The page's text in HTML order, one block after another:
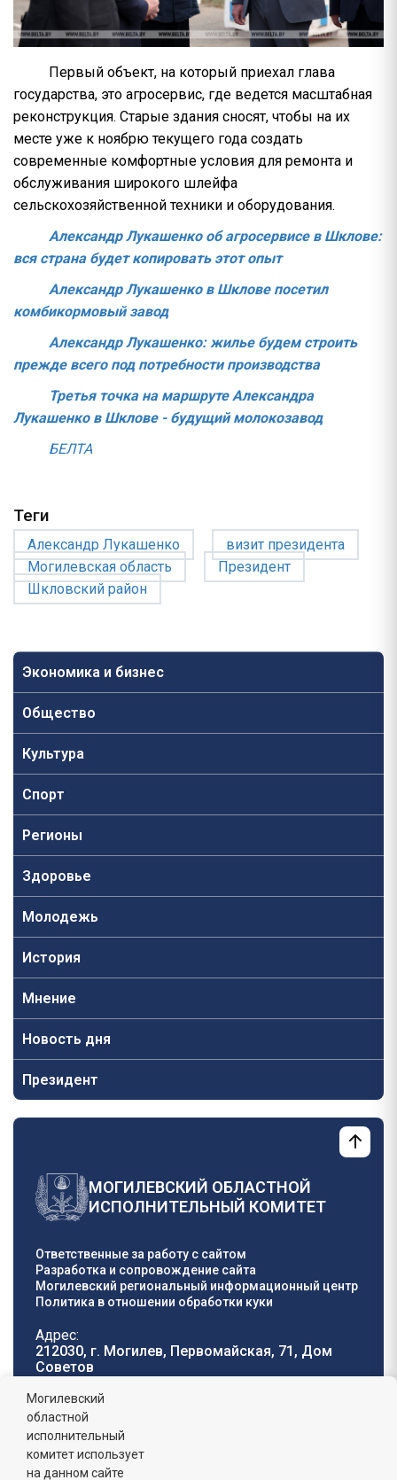
Экономика и бизнес
Общество
Культура
Спорт
Регионы
Здоровье
Молодежь
История
Мнение
Новость дня
Президент
Первый объект, на который приехал глава
государства, это агросервис, где ведется масштабная
реконструкция. Старые здания сносят, чтобы на их
месте уже к ноябрю текущего года создать
современные комфортные условия для ремонта и
обслуживания широкого шлейфа
сельскохозяйственной техники и оборудования.
Александр Лукашенко об агросервисе в Шклове:
вся страна будет копировать этот опыт
Александр Лукашенко в Шклове посетил
комбикормовый завод
Александр Лукашенко: жилье будем строить
прежде всего под потребности производства
Третья точка на маршруте Александра
Лукашенко в Шклове - будущий молокозавод
БЕЛТА
Теги
Александр Лукашенко
визит президента
Могилевская область
Президент
Шкловский район
МОГИЛЕВСКИЙ ОБЛАСТНОЙ
ИСПОЛНИТЕЛЬНЫЙ КОМИТЕТ
Ответственные за работу с сайтом
Разработка и сопровождение сайта
Могилевский региональный информационный центр
Политика в отношении обработки куки
Адрес:
212030, г. Могилев, Первомайская, 71, Дом
Cоветов
Телефон горячей
линии:
8 (0222) 71-32-55
График работы:
пн-пт: 8.00 - 17.00, сб-вс: выходной,
Могилевский
областной
исполнительный
комитет использует
на данном сайте